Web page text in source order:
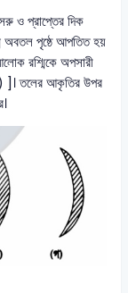
ও প্রাপ্তের দিক
অবতল পৃষ্ঠে আপতিত হয়
রশ্মিকে অপসারী
]। তলের আকৃতির উপর